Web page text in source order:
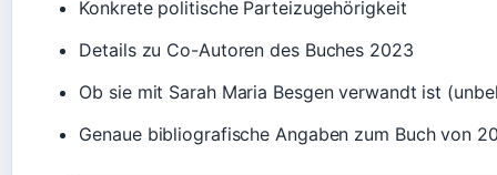
Konkrete politische Parteizugehörigkeit
Details zu Co-Autoren des Buches 2023
Ob sie mit Sarah Maria Besgen verwandt ist
Genaue bibliografische Angaben zum Buch von